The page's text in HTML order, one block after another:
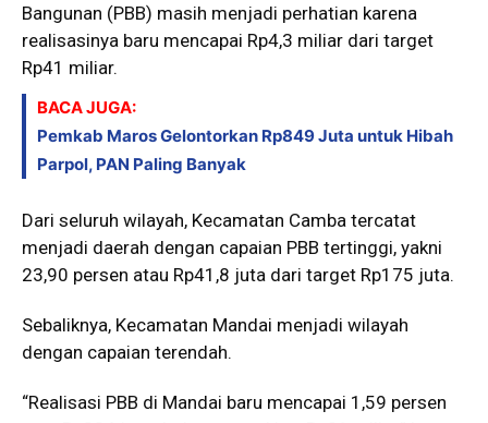
Bangunan (PBB) masih menjadi perhatian karena
realisasinya baru mencapai Rp4,3 miliar dari target
Rp41 miliar.
BACA JUGA:
Pemkab Maros Gelontorkan Rp849 Juta untuk Hibah
Parpol, PAN Paling Banyak
Dari seluruh wilayah, Kecamatan Camba tercatat
menjadi daerah dengan capaian PBB tertinggi, yakni
23,90 persen atau Rp41,8 juta dari target Rp175 juta.
Sebaliknya, Kecamatan Mandai menjadi wilayah
dengan capaian terendah.
“Realisasi PBB di Mandai baru mencapai 1,59 persen